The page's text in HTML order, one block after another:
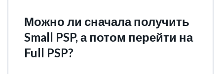
Можно ли сначала получить
Small PSP, а потом перейти на
Full PSP?